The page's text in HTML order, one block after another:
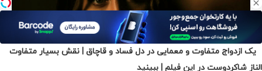
یک ازدواج متفاوت و معمایی در دل فساد و قاچاق | نقش بسیار متفاوت
الناز شاکردوست در این فیلم | ببینید